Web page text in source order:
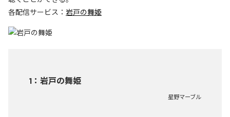
各配信サービス： 岩戸の舞姫
1 ： 岩戸の舞姫
星野マーブル